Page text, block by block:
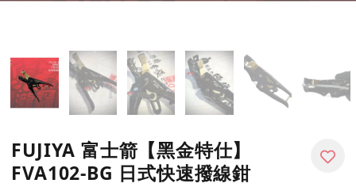
FUJIYA 富士箭【黑金特仕】
FVA102-BG 日式快速撥線鉗